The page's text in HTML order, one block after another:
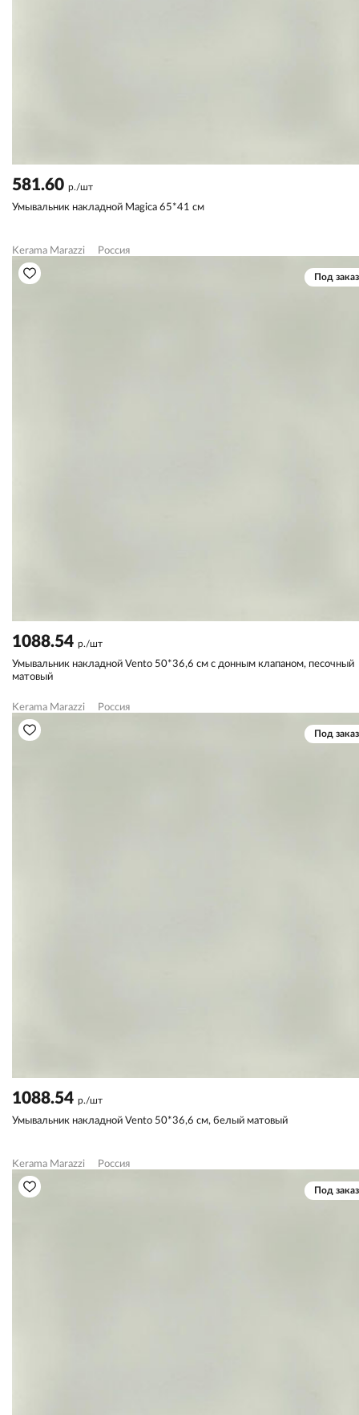
581.60 р./шт
Умывальник накладной Magica 65*41 см
Kerama Marazzi Россия
Под заказ
1088.54 р./шт
Умывальник накладной Vento 50*36,6 см с донным клапаном, песочный
матовый
Kerama Marazzi Россия
Под заказ
1088.54 р./шт
Умывальник накладной Vento 50*36,6 см, белый матовый
Kerama Marazzi Россия
Под заказ